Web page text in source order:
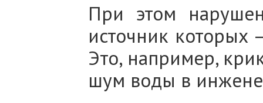
При этом
источник которых
Это, например,
шум воды в